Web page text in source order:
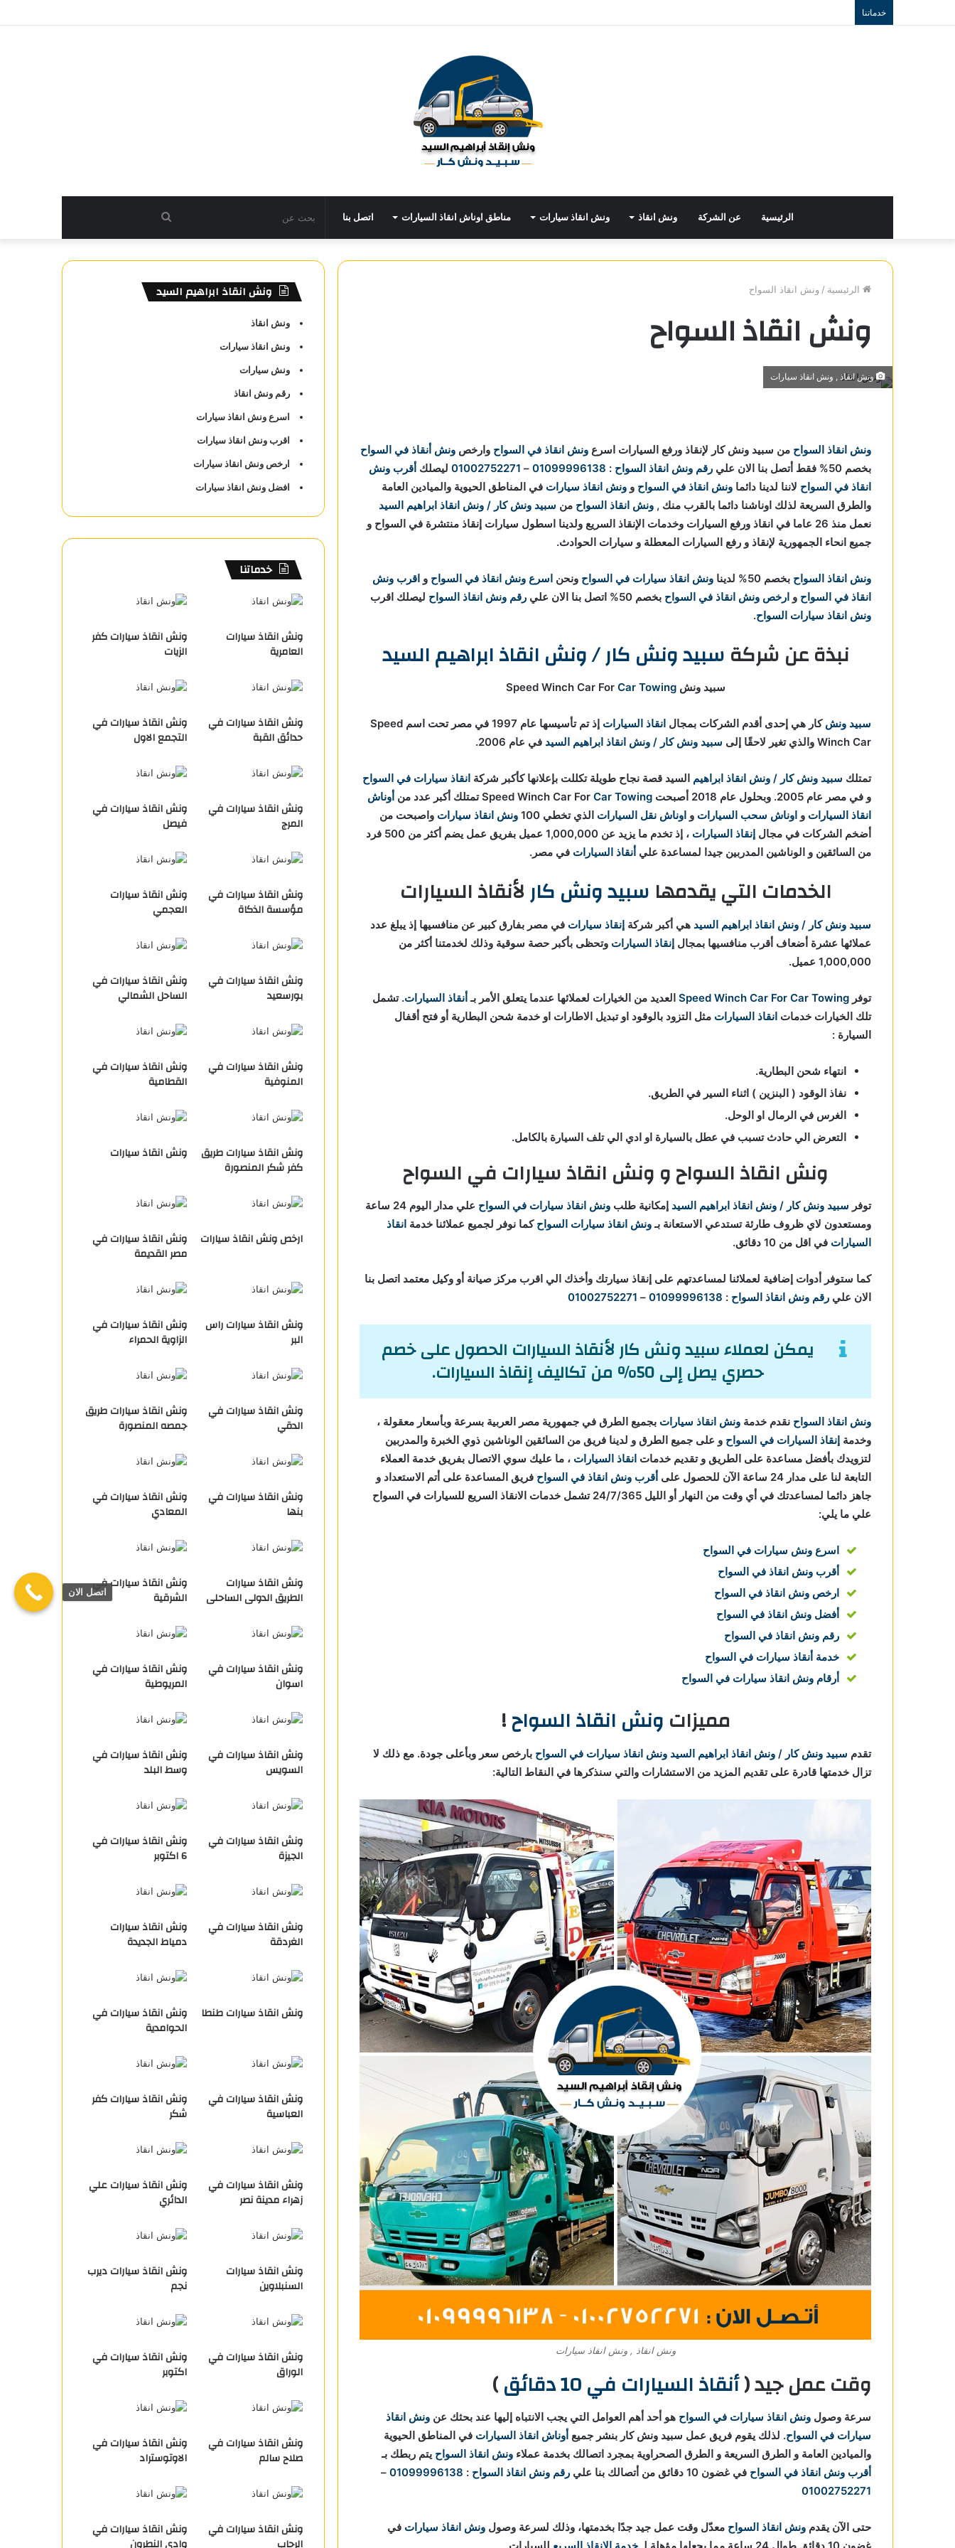
خدماتنا
الرئيسية عن الشركة ونش انقاذ ونش انقاذ سيارات مناطق اوناش انقاذ السيارات اتصل بنا
عن
الرئيسية / ونش انقاذ السواح
ونش انقاذ السواح
ونش انقاذ , ونش انقاذ سيارات
ونش انقاذ السواح من سبيد ونش كار لإنقاذ ورفع السيارات اسرع ونش انقاذ في السواح وارخص ونش أنقاذ في السواح
بخصم 50% فقط أتصل بنا الان علي
رقم ونش انقاذ السواح :
01099996138
–
01002752271 ليصلك أقرب ونش
انقاذ في السواح لاننا لدينا دائما ونش انقاذ في السواح و ونش انقاذ سيارات في المناطق الحيوية والميادين العامة
والطرق السريعة لذلك اوناشنا دائما بالقرب منك , ونش انقاذ السواح من سبيد ونش كار / ونش انقاذ ابراهيم السيد
نعمل منذ 26 عاما في انقاذ ورفع السيارات وخدمات الإنقاذ السريع ولدينا اسطول سيارات إنقاذ منتشرة في السواح و
جميع انحاء الجمهورية لإنقاذ و رفع السيارات المعطلة و سيارات الحوادث.
ونش انقاذ السواح بخصم 50% لدينا ونش انقاذ سيارات في السواح ونحن اسرع ونش انقاذ في السواح و اقرب ونش
انقاذ في السواح و ارخص ونش انقاذ في السواح بخصم 50% اتصل بنا الان علي رقم ونش انقاذ السواح ليصلك اقرب
ونش انقاذ سيارات السواح.
نبذة عن شركة سبيد ونش كار / ونش انقاذ ابراهيم السيد
سبيد ونش Speed Winch Car ForCar Towing
سبيد ونش كار هي إحدى أقدم الشركات بمجال انقاذ السيارات
إذ تم تأسيسها عام 1997 في مصر تحت اسم Speed
Winch Car والذي تغير لاحقًا إلى
سبيد ونش كار / ونش انقاذ ابراهيم السيد في عام 2006.
تمتلك سبيد ونش كار / ونش انقاذ ابراهيم السيد قصة نجاح طويلة تكللت بإعلانها كأكبر شركة انقاذ سيارات في السواح
و في مصر عام 2005. وبحلول عام 2018 أصبحت Speed Winch Car For
Car Towing تمتلك أكبر عدد من أوناش
انقاذ السيارات و اوناش سحب السيارات و اوناش نقل السيارات الذي تخطي 100 ونش انقاذ سيارات واصبحت من
أضخم الشركات في مجال إنقاذ السيارات
، إذ تخدم ما يزيد عن 1,000,000 عميل بفريق عمل يضم أكثر من 500 فرد
من السائقين و الوناشين المدربين جيدا لمساعدة علي أنقاذ السيارات في مصر.
الخدمات التي يقدمها سبيد ونش كارلأنقاذ السيارات
سبيد ونش كار / ونش انقاذ ابراهيم السيد هي أكبر شركة إنقاذ سيارات في مصر بفارق كبير عن منافسيها إذ يبلغ عدد
عملائها عشرة أضعاف أقرب منافسيها بمجال إنقاذ السيارات وتحظى بأكبر حصة سوقية وذلك لخدمتنا أكثر من
1,000,000 عميل.
توفر Speed Winch Car For Car Towing العديد من الخيارات لعملائها عندما يتعلق الأمر بـأنقاذ السيارات. تشمل
تلك الخيارات خدمات انقاذ السيارات مثل التزود بالوقود او تبديل الاطارات او خدمة شحن البطارية أو فتح أقفال
السيارة :
انتهاء شحن البطارية.
نفاذ الوقود ( البنزين ) اثناء السير في الطريق.
الغرس في الرمال او الوحل.
التعرض الي حادث تسبب في عطل بالسيارة او ادي الي تلف السيارة بالكامل.
ونش انقاذ السواح و ونش انقاذ سيارات في السواح
توفر سبيد ونش كار / ونش انقاذ ابراهيم السيد إمكانية طلب ونش انقاذ سيارات في السواح
علي مدار اليوم 24 ساعة
ومستعدون لاي ظروف طارئة تستدعي الاستعانة بـونش انقاذ سيارات السواح كما نوفر لجميع عملائنا خدمة انقاذ
السيارات في اقل من 10 دقائق.
كما ستوفر أدوات إضافية لعملائنا لمساعدتهم على إنقاذ سيارتك وأخذك الي اقرب مركز صيانة أو وكيل معتمد اتصل بنا
الان علي رقم ونش انقاذ السواح :
01099996138
–
01002752271
يمكن لعملاء سبيد ونش كار لأنقاذ السيارات الحصول على خصم
حصري يصل إلى 50% من تكاليف إنقاذ السيارات.
ونش انقاذ السواح نقدم خدمة ونش انقاذ سيارات بجميع الطرق في جمهورية مصر العربية بسرعة وبأسعار معقولة ،
وخدمة إنقاذ السيارات في السواح و على جميع الطرق و لدينا فريق من السائقين الوناشين ذوي الخبرة والمدربين
لتزويدك بأفضل مساعدة على الطريق و تقديم خدمات انقاذ السيارات ، ما عليك سوي الاتصال بفريق خدمة العملاء
التابعة لنا على مدار 24 ساعة الآن للحصول على
أقرب ونش انقاذ في السواح فريق المساعدة على أتم الاستعداد و
جاهز دائما لمساعدتك في أي وقت من النهار أو الليل 24/7/365 تشمل خدمات الانقاذ السريع للسيارات في السواح
علي ما يلي:
اسرع ونش سيارات في السواح
أقرب ونش انقاذ في السواح
ارخص ونش انقاذ في السواح
أفضل ونش انقاذ في السواح
رقم ونش انقاذ في السواح
خدمة أنقاذ سيارات في السواح
أرقام ونش انقاذ سيارات في السواح
مميزات ونش انقاذ السواح!
تقدم سبيد ونش كار / ونش انقاذ ابراهيم السيد ونش انقاذ سيارات في السواح بارخص سعر وبأعلى جودة. مع ذلك لا
تزال خدمتها قادرة على تقديم المزيد من الاستشارات والتي سنذكرها في النقاط التالية:
ونش انقاذ , ونش انقاذ سيارات
وقت عمل جيد (أنقاذ السيارات في 10 دقائق )
سرعة وصول ونش انقاذ سيارات في السواح هو أحد أهم العوامل التي يجب الانتباه إليها عند بحثك عن ونش انقاذ
سيارات في السواح. لذلك يقوم فريق عمل سبيد ونش كار بنشر جميع أوناش انقاذ السيارات في المناطق الحيوية
والميادين العامة و الطرق السريعة و الطرق الصحراوية بمجرد اتصالك بخدمة عملاء ونش انقاذ السواح يتم ربطك بـ
أقرب ونش انقاذ في السواح في غضون 10 دقائق من أتصالك بنا علي رقم ونش انقاذ السواح :
01099996138
–
01002752271
حتى الآن يقدم ونش انقاذ السواح معدّل وقت عمل جيد جدًا بخدمتها، وذلك لسرعة وصول ونش انقاذ سيارات في
ونش انقاذ ابراهيم السيد
ونش انقاذ
ونش انقاذ سيارات
ونش سيارات
رقم ونش انقاذ
اسرع ونش انقاذ سيارات
اقرب ونش انقاذ سيارات
ارخص ونش انقاذ سيارات
افضل ونش انقاذ سيارات
خدماتنا
ونش انقاذ سيارات
العامرية
ونش انقاذ سيارات كفر
الزيات
ونش انقاذ سيارات في
حدائق القبة
ونش انقاذ سيارات في
التجمع الاول
ونش انقاذ سيارات في
المرج
ونش انقاذ سيارات في
فيصل
ونش انقاذ سيارات في
مؤسسة الذكاة
ونش انقاذ سيارات
العجمي
ونش انقاذ سيارات في
بورسعيد
ونش انقاذ سيارات في
الساحل الشمالي
ونش انقاذ سيارات في
المنوفية
ونش انقاذ سيارات في
القطامية
ونش انقاذ سيارات طريق
كفر شكر المنصورة
ونش انقاذ سيارات
ارخص ونش انقاذ سيارات
ونش انقاذ سيارات في
مصر القديمة
ونش انقاذ سيارات راس
البر
ونش انقاذ سيارات في
الزاوية الحمراء
ونش انقاذ سيارات في
الدقي
ونش انقاذ سيارات طريق
جمصه المنصورة
ونش انقاذ سيارات في
بنها
ونش انقاذ سيارات في
المعادي
ونش انقاذ سيارات
الطريق الدولى الساحلى
ونش انقاذ سيارات في
الشرقية
ونش انقاذ سيارات في
اسوان
ونش انقاذ سيارات في
المريوطية
ونش انقاذ سيارات في
السويس
ونش انقاذ سيارات في
وسط البلد
ونش انقاذ سيارات في
الجيزة
ونش انقاذ سيارات في
6 اكتوبر
ونش انقاذ سيارات في
الغردقة
ونش انقاذ سيارات
دمياط الجديدة
ونش انقاذ سيارات طنطا
ونش انقاذ سيارات في
الحوامدية
ونش انقاذ سيارات في
العباسية
ونش انقاذ سيارات كفر
شكر
ونش انقاذ سيارات في
زهراء مدينة نصر
ونش انقاذ سيارات علي
الدائري
ونش انقاذ سيارات
السنبلاوين
ونش انقاذ سيارات ديرب
نجم
ونش انقاذ سيارات في
الوراق
ونش انقاذ سيارات في
اكتوبر
ونش انقاذ سيارات في
صلاح سالم
ونش انقاذ سيارات في
الاوتوستراد
ونش انقاذ سيارات في
ونش انقاذ سيارات في
اتصل الان